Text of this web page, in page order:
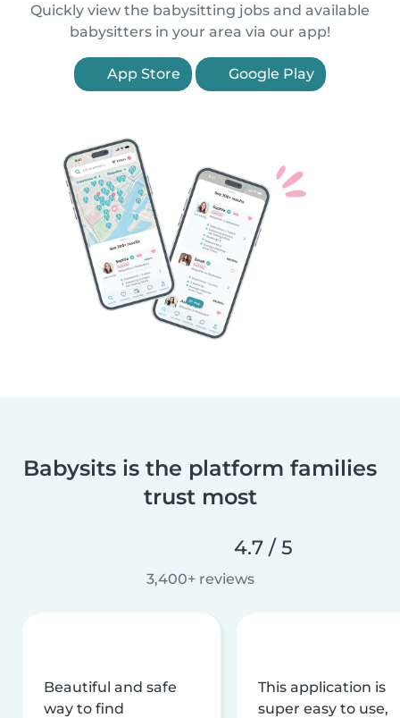
Quickly view the babysitting jobs and available
babysitters in your area via our app!
App Store Google Play
Babysits is the platform families
trust most
4.7 / 5
3,400+ reviews
Beautiful and safe
way to find
This application is
super easy to use,